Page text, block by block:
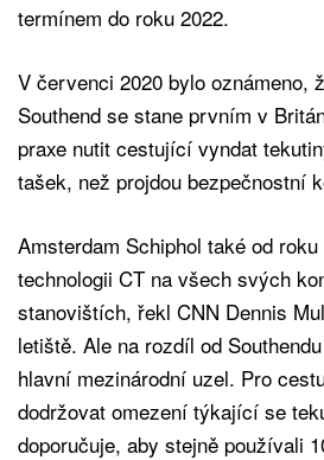
termínem do roku 2022.
V červenci 2020 bylo oznámeno,
Southend se stane prvním v
praxe nutit cestující vyndat
tašek, než projdou bezpečnostní
Amsterdam Schiphol také od
technologii CT na všech svých
stanovištích, řekl CNN Dennis
letiště. Ale na rozdíl od
hlavní mezinárodní uzel. Pro
dodržovat omezení týkající se
doporučuje, aby stejně používali